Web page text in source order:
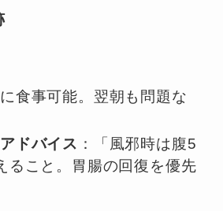
に食事可能。翌朝も問題な
ドバイス ：「風邪時は腹5
ること。胃腸の回復を優先